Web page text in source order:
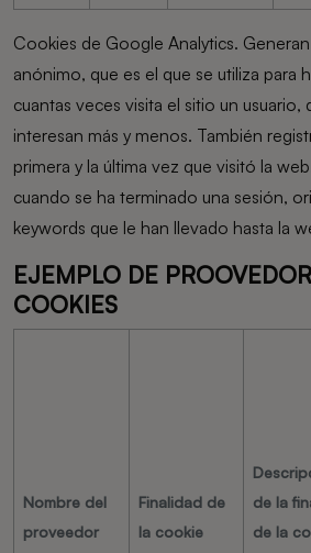
Cookies de Google Analytics.
anónimo, que es el que se utiliza para
cuantas veces visita el sitio un usuario,
interesan más y menos. También
primera y la última vez que visitó la
cuando se ha terminado una sesión,
keywords que le han llevado hasta la
EJEMPLO DE
COOKIES
Nombre del
proveedor
Finalidad de
la cookie
de la
de la